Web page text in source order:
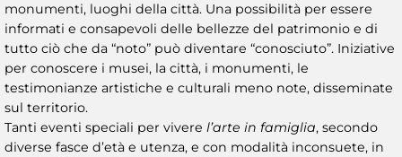
monumenti, luoghi della città. Una possibilità per essere
informati e consapevoli delle bellezze del patrimonio e di
tutto ciò che da “noto” può diventare “conosciuto”. Iniziative
per conoscere i musei, la città, i monumenti, le
testimonianze artistiche e culturali meno note, disseminate
sul territorio.
Tanti eventi speciali per vivere l’arte in famiglia, secondo
diverse fasce d’età e utenza, e con modalità inconsuete, in